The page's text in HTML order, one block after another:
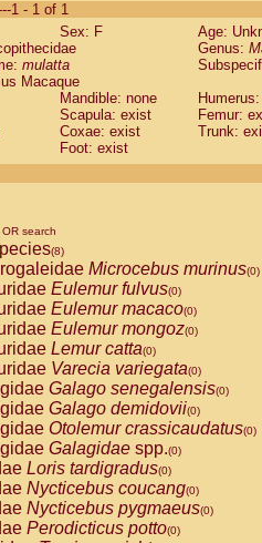
Saguinus labiatus(0)
Saguinus leucopus (0)
Saguinus midas
Saguinus mystax
Saguinus nigricollis (1)
Saguinus oedipus
Saguinus weddelli
Saguinusspp.
Cebus capucinus
Cebus nigrivittatus
Cebus spp.(0)
Saimiri boliviensis(0)
Saimiri sciureus(0)
Alouatta caraya(0)
Alouatta fusca(0)
Alouatta seniculus(0)
Alouattaspp.(0)
Ateles belzebuth(0)
Ateles geoffroyi(0)
Ateles paniscus(0)
Atelesspp.(0)
Lagothrix lagothricha(0)
Lagothrix lagothricha cana
Cacajao calvus
1 - 1 of 1
Sex: F
Age:
Genus:
mulatta
Macaque
Mandible: none
Scapula: exist
Femur:
Coxae: exist
Trunk:
Foot: exist
OR search
(8)
Microcebus murinus(0)
Eulemur fulvus(0)
Eulemur macaco(0)
Eulemur mongoz(0)
Lemur catta(0)
Varecia variegata(0)
Galago senegalensis(0)
Galago demidovii(0)
Otolemur crassicaudatus(0)
Galagidae spp.(0)
Loris tardigradus(0)
Nycticebus coucang(0)
Nycticebus pygmaeus(0)
Perodicticus potto(0)